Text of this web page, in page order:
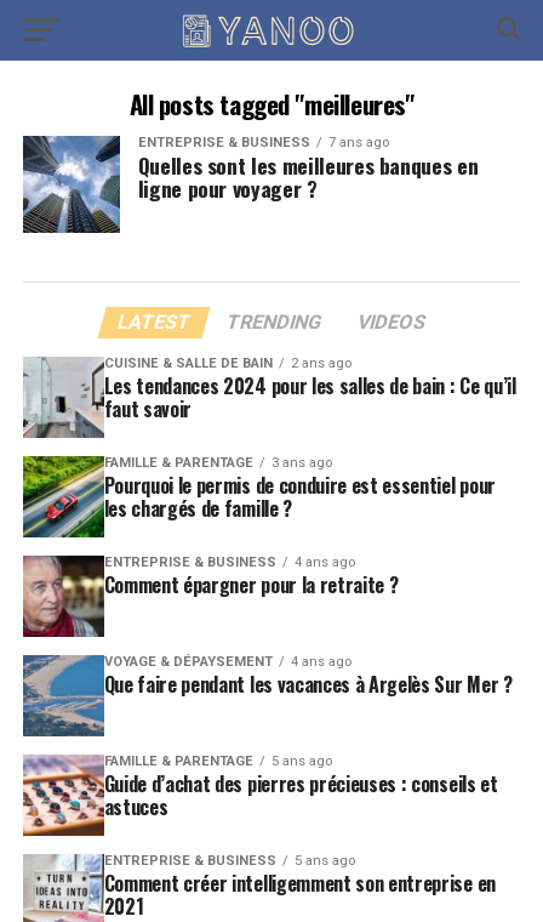
All posts tagged "meilleures"
ENTREPRISE & BUSINESS 7 ans ago
Quelles sont les meilleures banques en
ligne pour voyager ?
LATEST TRENDING VIDEOS
CUISINE & SALLE DE BAIN 2 ans ago
Les tendances 2024 pour les salles de bain : Ce qu’il
faut savoir
FAMILLE & PARENTAGE 3 ans ago
Pourquoi le permis de conduire est essentiel pour
les chargés de famille ?
ENTREPRISE & BUSINESS 4 ans ago
Comment épargner pour la retraite ?
VOYAGE & DÉPAYSEMENT 4 ans ago
Que faire pendant les vacances à Argelès Sur Mer ?
FAMILLE & PARENTAGE 5 ans ago
Guide d’achat des pierres précieuses : conseils et
astuces
ENTREPRISE & BUSINESS 5 ans ago
Comment créer intelligemment son entreprise en
2021